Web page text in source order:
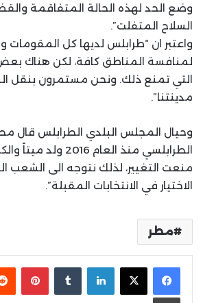
وضع الحد لهذه الحالة المتفاقمة
السلاح المتفلت”.
واعتبر ان “طرابلس لديها كل المقومات
لمنافسة المناطق كافة، لكن هناك
التي تمنع ذلك. ونحن مستمرون بنقل
مدينتنا”.
وحيال المجلس البلدي الطرابلس قال
الطرابلسي منذ العام
منعت التغيير، لذلك نتوجه الى الشعب
الاختيار في الانتخابات المقبلة”.
مطر
لينكدإن
طباعة